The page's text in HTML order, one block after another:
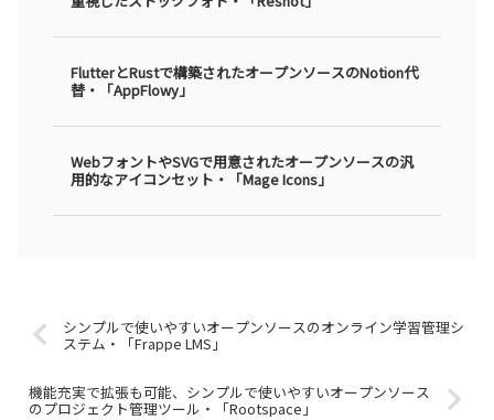
FlutterとRustで構築されたオープンソースのNotion代
替・「AppFlowy」
WebフォントやSVGで用意されたオープンソースの汎
用的なアイコンセット・「Mage Icons」
シンプルで使いやすいオープンソースのオンライン学習管理シ
ステム・「Frappe LMS」
機能充実で拡張も可能、シンプルで使いやすいオープンソース
のプロジェクト管理ツール・「Rootspace」